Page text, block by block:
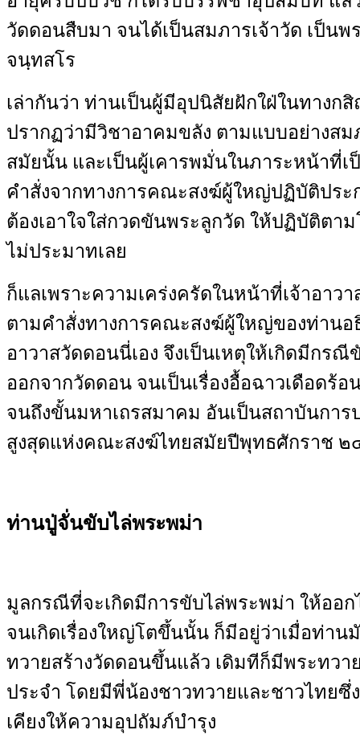
วัดดอนสืบมา จนได้เป็นสมภารเจ้าวัด เป็นพ
จนฺทสโร
เล่ากันว่า ท่านเป็นผู้มีอุปนิสัยฝักใฝ่ในทางก
ปรากฏว่ามีวิชาอาคมขลัง ตามแบบอย่างสม
สมัยนั้น และเป็นผู้เคารพมั่นในภาระหน้าที่เ
คำสั่งจากทางการคณะสงฆ์ผู้ใหญ่ปฏิบัติประ
ต้องเอาใจใส่กวดขันพระลูกวัด ให้ปฏิบัติตาม
ไม่ประมาทเลย
ก็แลเพราะความเคร่งครัดในหน้าที่เจ้าอาว
ตามคำสั่งทางการคณะสงฆ์ผู้ใหญ่ของท่านอ
อาวาสวัดดอนนี่เอง จึงเป็นเหตุให้เกิดมีกร
ออกจากวัดดอน จนเป็นเรื่องอื้อฉาวเดือดร้
จนถึงขั้นมหาเถรสมาคม อันเป็นสถาบันการ
สูงสุดแห่งคณะสงฆ์ไทยสมัยปีพุทธศักราช
ท่านปู่จั่นขับไล่พระพม่า
มูลกรณีที่จะเกิดมีการขับไล่พระพม่า ให้ออ
จนเกิดเรื่องใหญ่โตขึ้นนั้น ก็มีอยู่ว่าเมื่อท่าน
ทวายสร้างวัดดอนขึ้นแล้ว เดิมทีก็มีพระทวา
ประจำ โดยมีพี่น้องชาวทวายและชาวไทยซึ่
เคียงให้ความอุปถัมภ์บำรุง